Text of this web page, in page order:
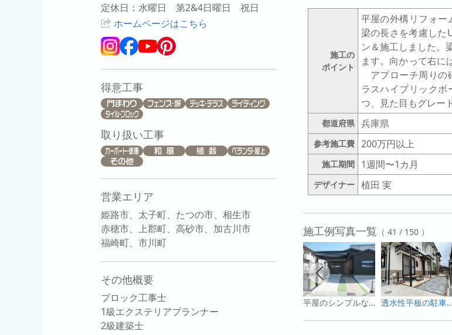
定休日：水曜日 第2&4日曜日 祝日
ホームページはこちら
得意工事
取り扱い工事
営業エリア
姫路市、太子町、たつの市、相生市
赤穂市、上郡町、高砂市、加古川市
福崎町、市川町
その他概要
ブロック工事士
1級エクステリアプランナー
2級建築士
施工の
ポイント
平屋の外構リフォー
梁の長さを考慮した
ン＆施工しました。
ます。向かって右に
アプローチ周りの
ラスハイブリック
つ、見た目もグレー
都道府県 兵庫県
参考施工費 200万円以上
施工期間 1週間〜1カ月
デザイナー 植田 実
施工例写真一覧 （ 41 / 150 ）
平屋のシンプルなオープン外構にU.スタイルアゼストを設置 透水性平板の駐車場とペンタリーフのアプローチで旗竿の敷地にメリハリを